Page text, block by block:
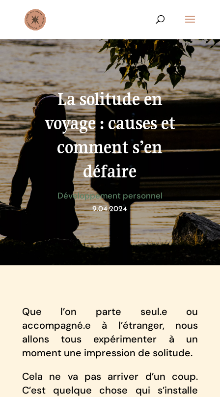
La solitude en
voyage : causes et
comment s’en
défaire
Développement personnel
9.04.2024
Que l’on parte seul.e ou
accompagné.e à l’étranger, nous
allons tous expérimenter à un
moment une impression de solitude.
Cela ne va pas arriver d’un coup.
C’est quelque chose qui s’installe